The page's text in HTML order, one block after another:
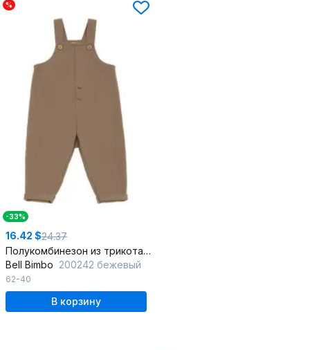
%
-33%
16.42 $24.37
Полукомбинезон из трикотажа с пуговицами для мальчика
Bell Bimbo 200242 бежевый
62-40
В корзину